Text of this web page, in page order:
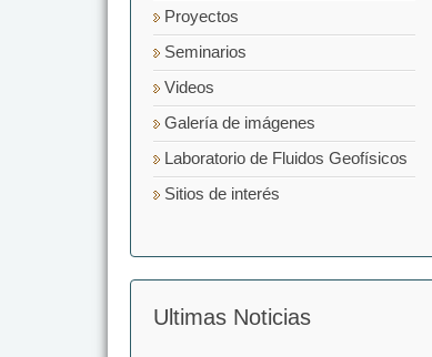
Proyectos
Seminarios
Videos
Galería de imágenes
Laboratorio de Fluidos Geofísicos
Sitios de interés
Ultimas Noticias